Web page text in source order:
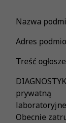
Nazwa
Adres
Treść
Obecnie